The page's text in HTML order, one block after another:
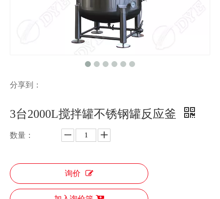
分享到：
3台2000L搅拌罐不锈钢罐反应釜
数量：
询价